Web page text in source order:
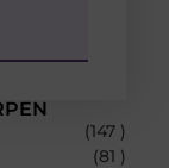
(147 )
(81 )